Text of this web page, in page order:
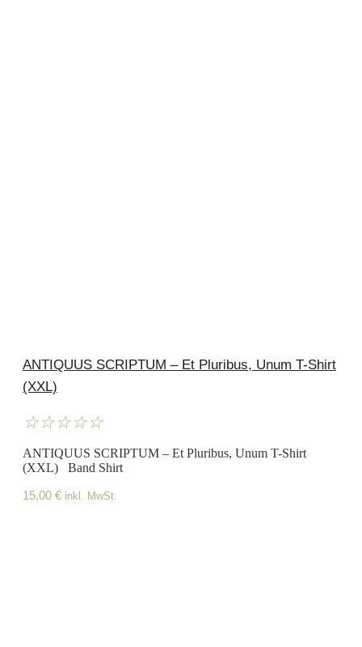
ANTIQUUS SCRIPTUM – Et Pluribus, Unum T-Shirt
(XXL)
☆☆☆☆☆
ANTIQUUS SCRIPTUM – Et Pluribus, Unum T-Shirt
(XXL) Band Shirt
15,00 € inkl. MwSt.